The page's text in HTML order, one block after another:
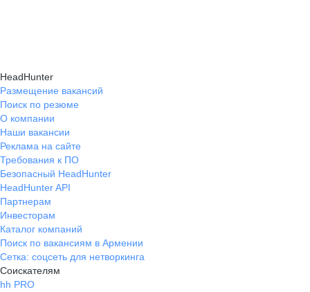
HeadHunter
Размещение вакансий
Поиск по резюме
О компании
Наши вакансии
Реклама на сайте
Требования к ПО
Безопасный HeadHunter
HeadHunter API
Партнерам
Инвесторам
Каталог компаний
Поиск по вакансиям в Армении
Сетка: соцсеть для нетворкинга
Соискателям
hh PRO